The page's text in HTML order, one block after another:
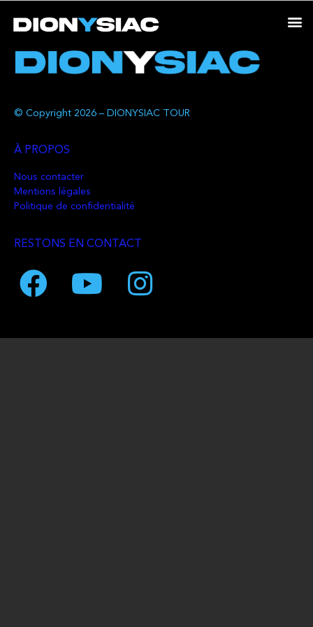
© Copyright 2026 – DIONYSIAC TOUR
À PROPOS
Nous contacter
Mentions légales
Politique de confidentialité
RESTONS EN CONTACT